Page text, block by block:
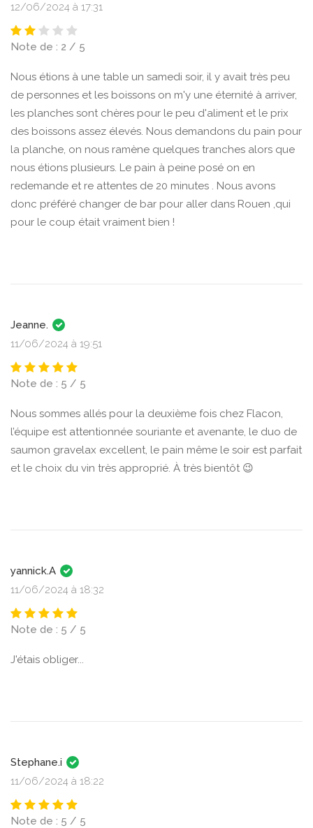
12/06/2024 à 17:31
Note de : 2 / 5
Nous étions à une table un samedi soir, il y avait très peu
de personnes et les boissons on m'y une éternité à arriver,
les planches sont chères pour le peu d'aliment et le prix
des boissons assez élevés. Nous demandons du pain pour
la planche, on nous ramène quelques tranches alors que
nous étions plusieurs. Le pain à peine posé on en
redemande et re attentes de 20 minutes . Nous avons
donc préféré changer de bar pour aller dans Rouen ,qui
pour le coup était vraiment bien !
Jeanne.
11/06/2024 à 19:51
Note de : 5 / 5
Nous sommes allés pour la deuxième fois chez Flacon,
l’équipe est attentionnée souriante et avenante, le duo de
saumon gravelax excellent, le pain même le soir est parfait
et le choix du vin très approprié. À très bientôt 😉
yannick.A
11/06/2024 à 18:32
Note de : 5 / 5
J'étais obliger...
Stephane.i
11/06/2024 à 18:22
Note de : 5 / 5